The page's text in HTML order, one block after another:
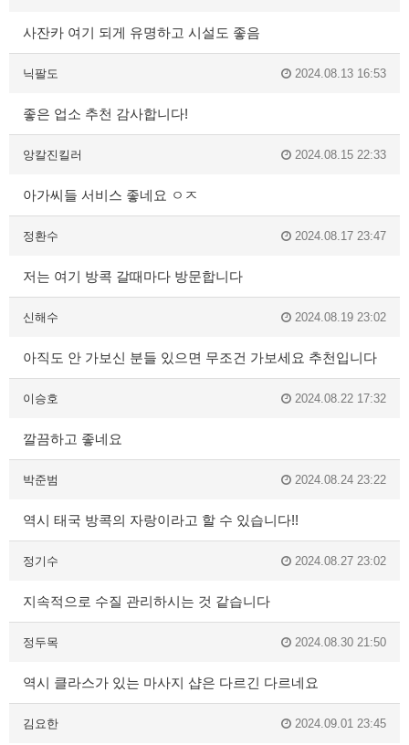
사잔카 여기 되게 유명하고 시설도 좋음
닉팔도 2024.08.13 16:53
좋은 업소 추천 감사합니다!
앙칼진킬러 2024.08.15 22:33
아가씨들 서비스 좋네요 ㅇㅈ
정환수 2024.08.17 23:47
저는 여기 방콕 갈때마다 방문합니다
신해수 2024.08.19 23:02
아직도 안 가보신 분들 있으면 무조건 가보세요 추천입니다
이승호 2024.08.22 17:32
깔끔하고 좋네요
박준범 2024.08.24 23:22
역시 태국 방콕의 자랑이라고 할 수 있습니다!!
정기수 2024.08.27 23:02
지속적으로 수질 관리하시는 것 같습니다
정두목 2024.08.30 21:50
역시 클라스가 있는 마사지 샵은 다르긴 다르네요
김요한 2024.09.01 23:45